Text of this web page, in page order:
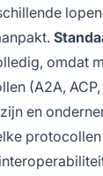
omdat
(A2A, ACP,
en